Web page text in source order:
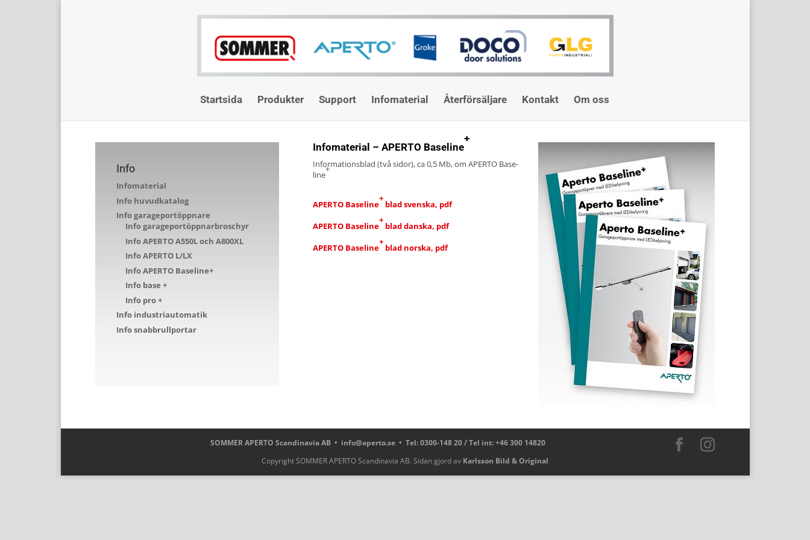
Startsida Produkter Support Infomaterial Återförsäljare Kontakt Om oss
Info
Infomaterial
Info huvudkatalog
Info garageportöppnare
Info garageportöppnarbroschyr
Info APERTO A550L och A800XL
Info APERTO L/LX
Info APERTO Baseline+
Info base +
Info pro +
Info industriautomatik
Info snabbrullportar
Infomaterial – APERTO Baseline
+
Informationsblad (två sidor), ca 0,5 Mb, om APERTO Base­
line
+
APERTO Baseline
+
blad svenska, pdf
APERTO Baseline
+
blad danska, pdf
APERTO Baseline
+
blad norska, pdf
SOMMER APERTO Scandinavia AB • info@aperto.se• Tel: 0300-148 20 / Tel int: +46 300 14820
Copyright SOMMER APERTO Scandinavia AB. Sidan gjord av Karlsson Bild & Original